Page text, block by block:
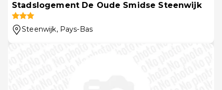
Stadslogement De Oude Smidse Steenwijk
Steenwijk, Pays-Bas